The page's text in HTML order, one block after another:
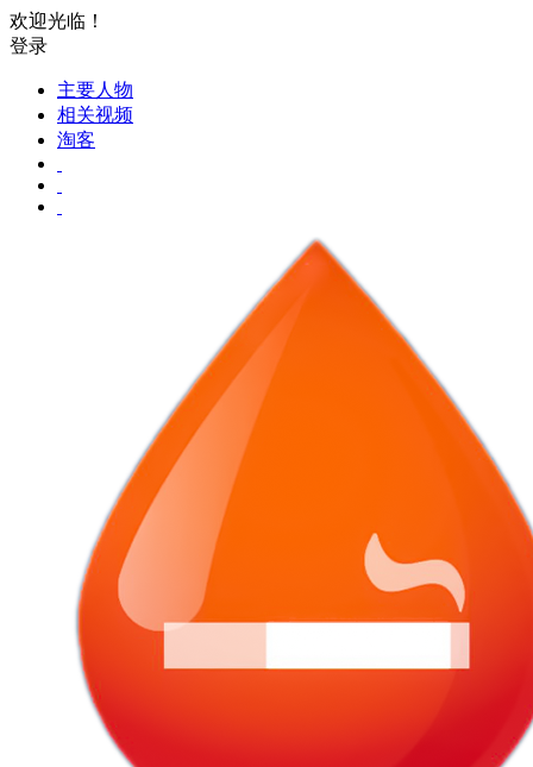
欢迎光临！
登录
主要人物
相关视频
淘客